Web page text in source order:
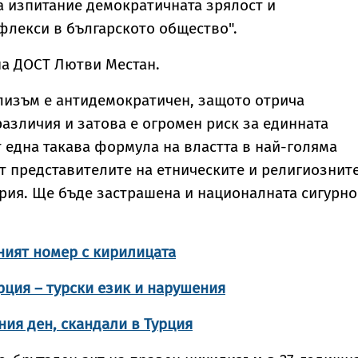
изпитание демократичната зрялост и
в българското общество".
ДОСТ Лютви Местан.
е антидемократичен, защото отрича
и затова е огромен риск за единната
една такава формула на властта в най-голяма
представителите на етническите и
Ще бъде застрашена и националната
номер с кирилицата
– турски език и нарушения
ден, скандали в Турция